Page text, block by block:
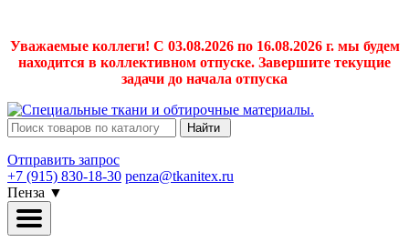
Уважаемые коллеги! С 03.08.2026 по 16.08.2026 г. мы будем
находится в коллективном отпуске. Завершите текущие
задачи до начала отпуска
Найти
Отправить запрос
+7 (915) 830-18-30 penza@tkanitex.ru
Пенза ▼